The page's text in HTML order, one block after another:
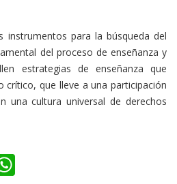
instrumentos para la búsqueda del
del proceso de enseñanza y
estrategias de enseñanza que
crítico, que lleve a una participación
una cultura universal de derechos